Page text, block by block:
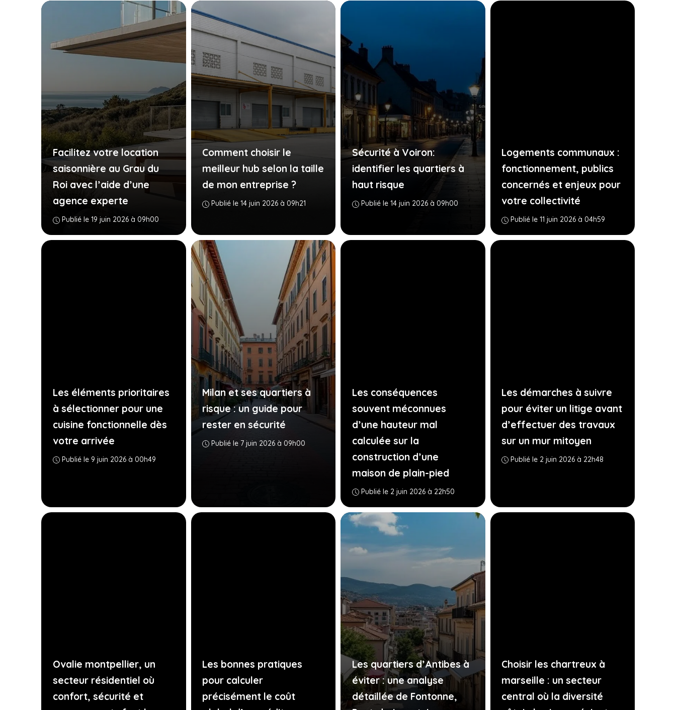
Facilitez votre location
saisonnière au Grau du
Roi avec l’aide d’une
agence experte
Publié le 19 juin 2026 à 09h00
Comment choisir le
meilleur hub selon la taille
de mon entreprise ?
Publié le 14 juin 2026 à 09h21
Sécurité à Voiron:
identifier les quartiers à
haut risque
Publié le 14 juin 2026 à 09h00
Logements communaux :
fonctionnement, publics
concernés et enjeux pour
votre collectivité
Publié le 11 juin 2026 à 04h59
Les éléments prioritaires
à sélectionner pour une
cuisine fonctionnelle dès
votre arrivée
Publié le 9 juin 2026 à 00h49
Milan et ses quartiers à
risque : un guide pour
rester en sécurité
Publié le 7 juin 2026 à 09h00
Les conséquences
souvent méconnues
d’une hauteur mal
calculée sur la
construction d’une
maison de plain-pied
Publié le 2 juin 2026 à 22h50
Les démarches à suivre
pour éviter un litige avant
d’effectuer des travaux
sur un mur mitoyen
Publié le 2 juin 2026 à 22h48
Ovalie montpellier, un
secteur résidentiel où
confort, sécurité et
Les bonnes pratiques
pour calculer
précisément le coût
Les quartiers d’Antibes à
éviter : une analyse
détaillée de Fontonne,
Choisir les chartreux à
marseille : un secteur
central où la diversité